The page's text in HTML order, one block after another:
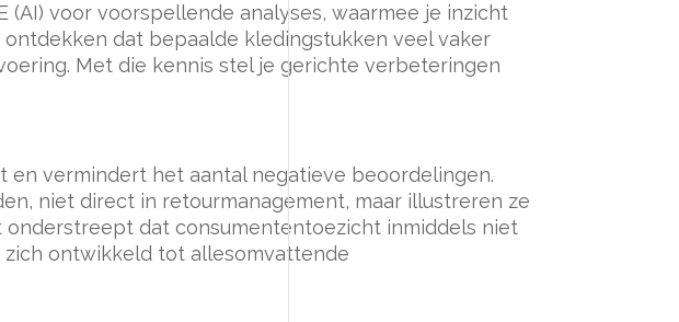
(AI) voor voorspellende analyses, waarmee je inzicht
dat bepaalde kledingstukken veel vaker
Met die kennis stel je gerichte verbeteringen
vermindert het aantal negatieve beoordelingen.
niet direct in retourmanagement, maar illustreren ze
dat consumententoezicht inmiddels niet
ontwikkeld tot allesomvattende